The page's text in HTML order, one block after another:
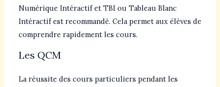
Numérique Intéractif et TBI ou Tableau Blanc
Intéractif est recommandé. Cela permet aux élèves de
comprendre rapidement les cours.
Les QCM
La réussite des cours particuliers pendant les